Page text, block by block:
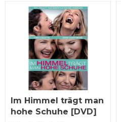
Im Himmel trägt man
hohe Schuhe [DVD]